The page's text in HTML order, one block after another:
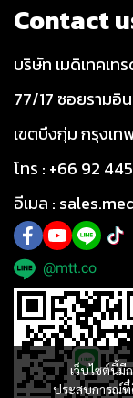
เว็บไซต์นี้มี
ประสบการณ์ที่
Contact
บริษัท เมดิเทคเท
77/17 ซอยรามอิ
เขตบึงกุ่ม กรุงเท
โทร : +66 92
อีเมล :
@mtt.co